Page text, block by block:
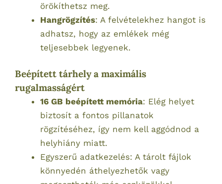
örökíthetsz meg.
Hangrögzítés: A felvételekhez hangot is
adhatsz, hogy az emlékek még
teljesebbek legyenek.
Beépített tárhely a maximális
rugalmasságért
16 GB beépített memória: Elég helyet
biztosít a fontos pillanatok
rögzítéséhez, így nem kell aggódnod a
helyhiány miatt.
Egyszerű adatkezelés: A tárolt fájlok
könnyedén áthelyezhetők vagy